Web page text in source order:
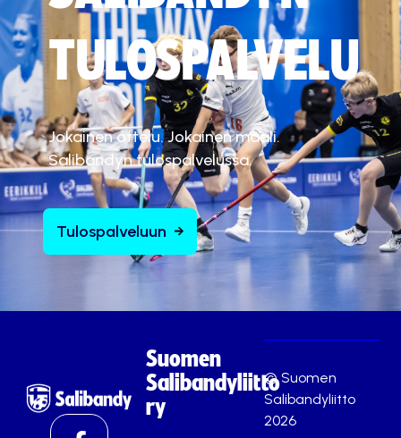
ä
.
Hyväksy markkinointievästeet
TULOSPALVELU
Jokainen ottelu. Jokainen maali.
Salibandyn tulospalvelussa.
Tulospalveluun
Suomen
Salibandyliitto
ry
© Suomen
Salibandyliitto
2026